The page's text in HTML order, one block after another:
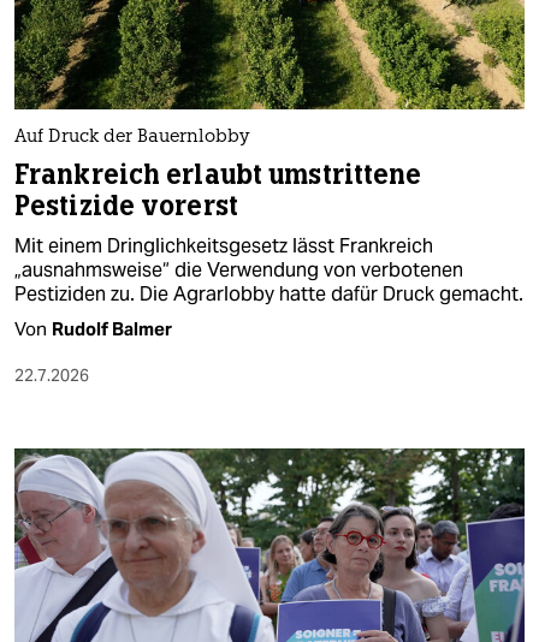
Auf Druck der Bauernlobby
Frankreich erlaubt umstrittene
Pestizide vorerst
Mit einem Dringlichkeitsgesetz lässt Frankreich
„ausnahmsweise“ die Verwendung von verbotenen
Pestiziden zu. Die Agrarlobby hatte dafür Druck gemacht.
Von Rudolf Balmer
22.7.2026